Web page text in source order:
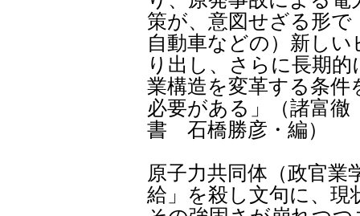
策が、意図せざる形で
自動車などの）新し
り出し、さらに長期
業構造を変革する条
必要がある」（諸富
書 石橋勝彦・編）
原子力共同体（政官業
給」を殺し文句に、